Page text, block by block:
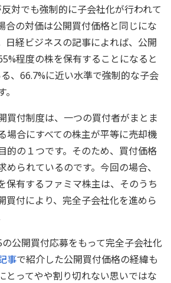
対でも強制的に子会社化が行われて
合の対価は公開買付価格と同じにな
日経ビジネスの記事によれば、公開
程度の株を保有することになると
、66.7%に近い水準で強制的な子会
買付制度は、一つの買付者がまとま
場合にすべての株主が平等に売却機
的の１つです。そのため、買付価格
められているのです。今回の場合、
保有するファミマ株主は、そのうち
買付により、完全子会社化を進めら
公開買付応募をもって完全子会社化
事で紹介した公開買付価格の経緯も
とってやや割り切れない思いではな